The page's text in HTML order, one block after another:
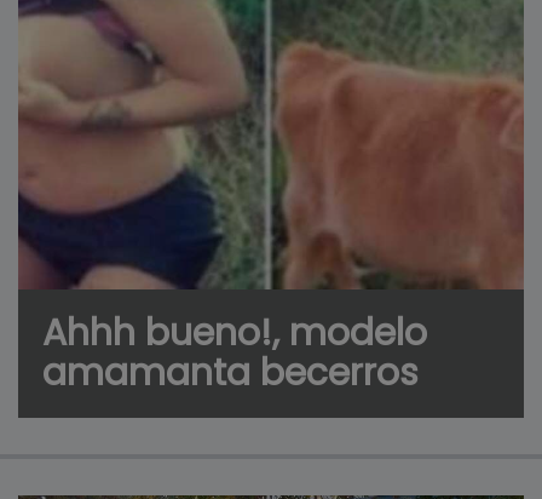
Ahhh bueno!, modelo
amamanta becerros